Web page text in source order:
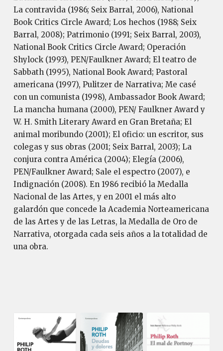
La contravida (1986; Seix Barral, 2006), National
Book Critics Circle Award; Los hechos (1988; Seix
Barral, 2008); Patrimonio (1991; Seix Barral, 2003),
National Book Critics Circle Award; Operación
Shylock (1993), PEN/Faulkner Award; El teatro de
Sabbath (1995), National Book Award; Pastoral
americana (1997), Pulitzer de Narrativa; Me casé
con un comunista (1998), Ambassador Book Award;
La mancha humana (2000), PEN/ Faulkner Award y
W. H. Smith Literary Award en Gran Bretaña; El
animal moribundo (2001); El oficio: un escritor, sus
colegas y sus obras (2001; Seix Barral, 2003); La
conjura contra América (2004); Elegía (2006),
PEN/Faulkner Award; Sale el espectro (2007), e
Indignación (2008). En 1986 recibió la Medalla
Nacional de las Artes, y en 2001 el más alto
galardón que concede la Academia Norteamericana
de las Artes y de las Letras, la Medalla de Oro de
Narrativa, otorgada cada seis años a la totalidad de
una obra.